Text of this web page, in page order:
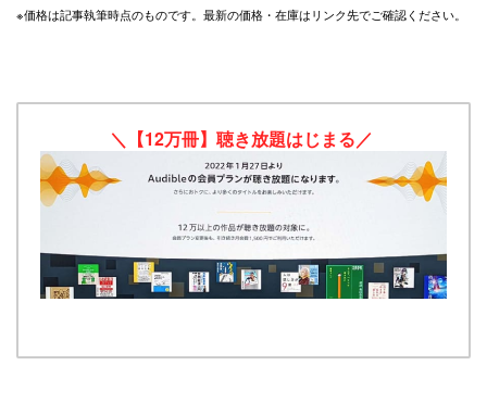
※価格は記事執筆時点のものです。最新の価格・在庫はリンク先でご確認ください。
＼【12万冊】聴き放題はじまる／